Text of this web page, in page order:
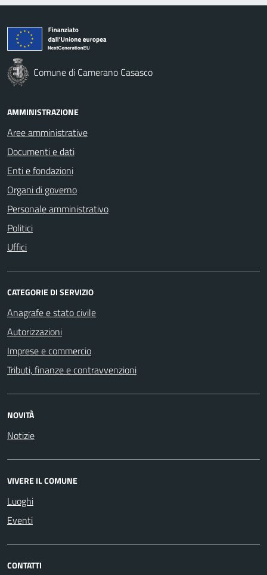
Comune di Camerano Casasco
AMMINISTRAZIONE
Aree amministrative
Documenti e dati
Enti e fondazioni
Organi di governo
Personale amministrativo
Politici
Uffici
CATEGORIE DI SERVIZIO
Anagrafe e stato civile
Autorizzazioni
Imprese e commercio
Tributi, finanze e contravvenzioni
NOVITÀ
Notizie
VIVERE IL COMUNE
Luoghi
Eventi
CONTATTI